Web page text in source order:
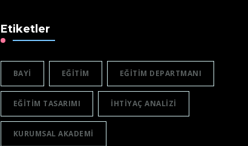
Etiketler
BAYI EĞITIM EĞITIM DEPARTMANI
EĞITIM TASARIMI IHTIYAÇ ANALIZI
KURUMSAL AKADEMI